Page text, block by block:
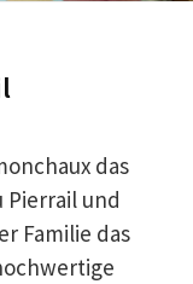
das
Pierrail und
Familie das